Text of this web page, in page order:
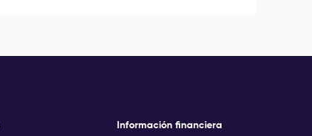
Información financiera